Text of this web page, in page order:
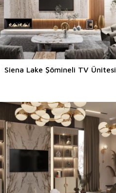
Siena Lake Şömineli TV Ünitesi